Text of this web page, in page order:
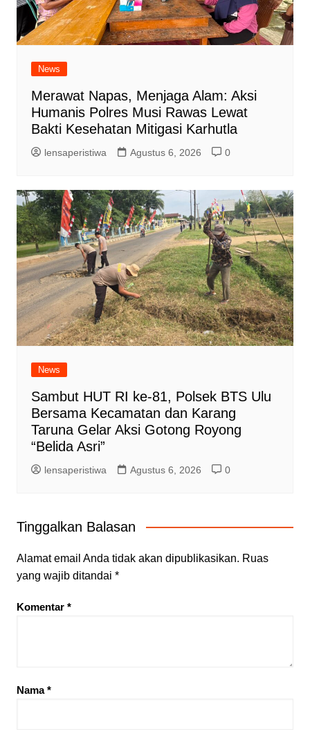
News
Merawat Napas, Menjaga Alam: Aksi
Humanis Polres Musi Rawas Lewat
Bakti Kesehatan Mitigasi Karhutla
lensaperistiwa Agustus 6, 2026 0
News
Sambut HUT RI ke-81, Polsek BTS Ulu
Bersama Kecamatan dan Karang
Taruna Gelar Aksi Gotong Royong
“Belida Asri”
lensaperistiwa Agustus 6, 2026 0
Tinggalkan Balasan
Alamat email Anda tidak akan dipublikasikan. Ruas
yang wajib ditandai *
Komentar *
Nama*